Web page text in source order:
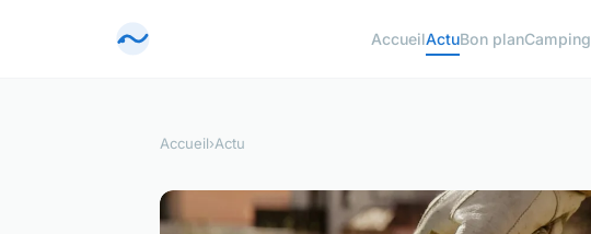
AccueilActuBon planCamping
Accueil›Actu